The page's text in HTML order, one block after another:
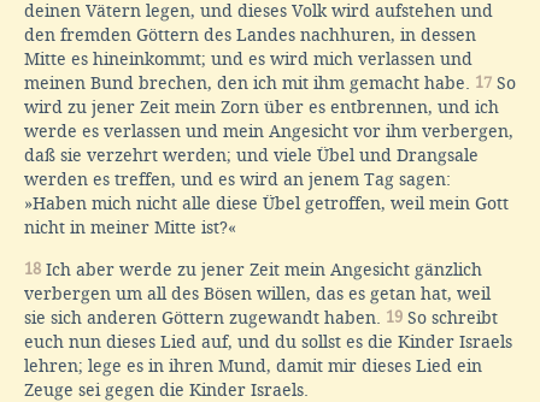
deinen Vätern legen, und dieses Volk wird aufstehen und
den fremden Göttern des Landes nachhuren, in dessen
Mitte es hineinkommt; und es wird mich verlassen und
meinen Bund brechen, den ich mit ihm gemacht habe. 17 So
wird zu jener Zeit mein Zorn über es entbrennen, und ich
werde es verlassen und mein Angesicht vor ihm verbergen,
daß sie verzehrt werden; und viele Übel und Drangsale
werden es treffen, und es wird an jenem Tag sagen:
»Haben mich nicht alle diese Übel getroffen, weil mein Gott
nicht in meiner Mitte ist?«
18 Ich aber werde zu jener Zeit mein Angesicht gänzlich
verbergen um all des Bösen willen, das es getan hat, weil
sie sich anderen Göttern zugewandt haben. 19 So schreibt
euch nun dieses Lied auf, und du sollst es die Kinder Israels
lehren; lege es in ihren Mund, damit mir dieses Lied ein
Zeuge sei gegen die Kinder Israels.